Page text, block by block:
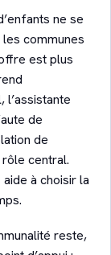
ne se
communes
est plus
l’assistante
de
de
central.
à choisir la
reste,